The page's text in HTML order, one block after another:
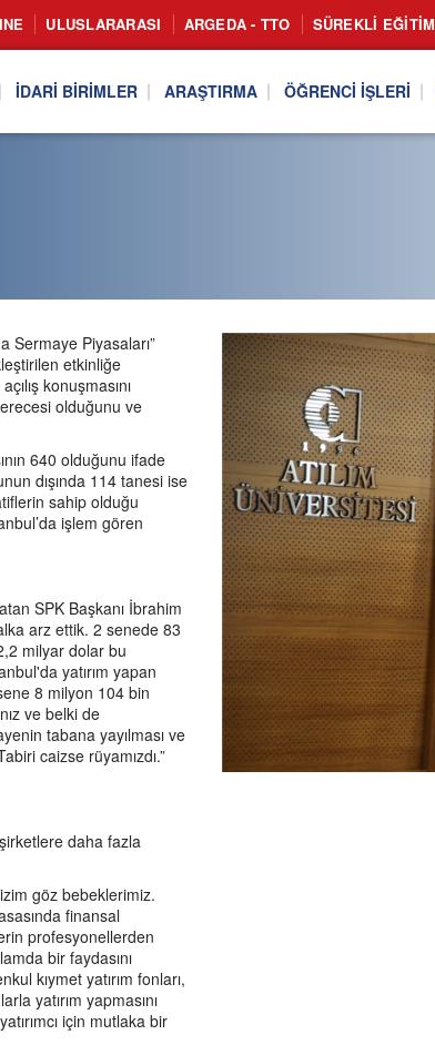
ULUSLARARASI ARGEDA - TTO SÜREKLI EĞITIM
İDARI BIRIMLER ARAŞTIRMA ÖĞRENCI İŞLERI
Sermaye Piyasaları”
etkinliğe
konuşmasını
olduğunu ve
640 olduğunu ifade
dışında 114 tanesi ise
sahip olduğu
işlem gören
SPK Başkanı İbrahim
arz ettik. 2 senede 83
milyar dolar bu
yatırım yapan
8 milyon 104 bin
ve belki de
tabana yayılması ve
caizse rüyamızdı.”
şirketlere daha fazla
göz bebeklerimiz.
finansal
profesyonellerden
bir faydasını
kıymet yatırım fonları,
yatırım yapmasını
için mutlaka bir